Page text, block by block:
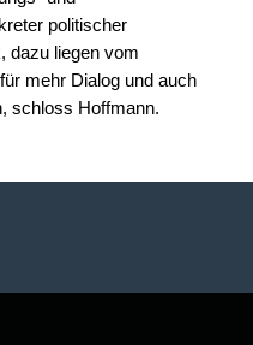
politischer
dazu liegen vom
mehr Dialog und auch
schloss Hoffmann.